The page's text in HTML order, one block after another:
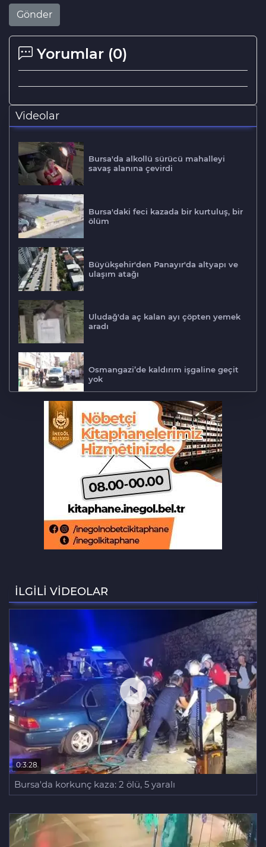
Gönder
Yorumlar (0)
Videolar
Bursa'da alkollü sürücü mahalleyi
savaş alanına çevirdi
Bursa'daki feci kazada bir kurtuluş, bir
ölüm
Büyükşehir'den Panayır'da altyapı ve
ulaşım atağı
Uludağ'da aç kalan ayı çöpten yemek
aradı
Osmangazi’de kaldırım işgaline geçit
yok
Biba müjdeyi verdi: Bu ay hizmete
açılıyor
Bursa'da lastik tamirhanesi küle
döndü
Bursa'da ilklerin festivalinde çocuklar
şen kahkahalar attı
havuzu temeli atıldı
Büyükorhan'da şenlik coşkusu
İLGİLİ VİDEOLAR
0:3:28
Bursa'da korkunç kaza: 2 ölü, 5 yaralı